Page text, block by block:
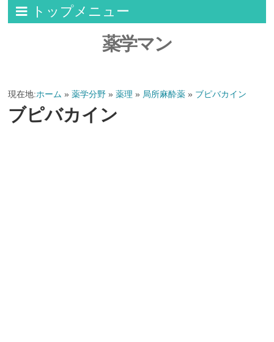
トップメニュー
薬学マン
現在地:ホーム »薬学分野 »薬理 » 局所麻酔薬 » ブピバカイン
ブピバカイン